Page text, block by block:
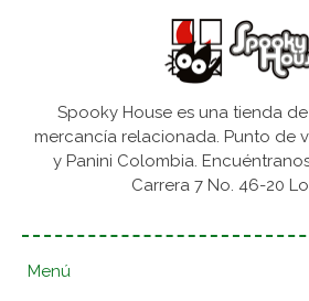
Spooky House es una tienda
mercancía relacionada. Punto de
y Panini Colombia.
Carrera 7 No. 46-20
Menú